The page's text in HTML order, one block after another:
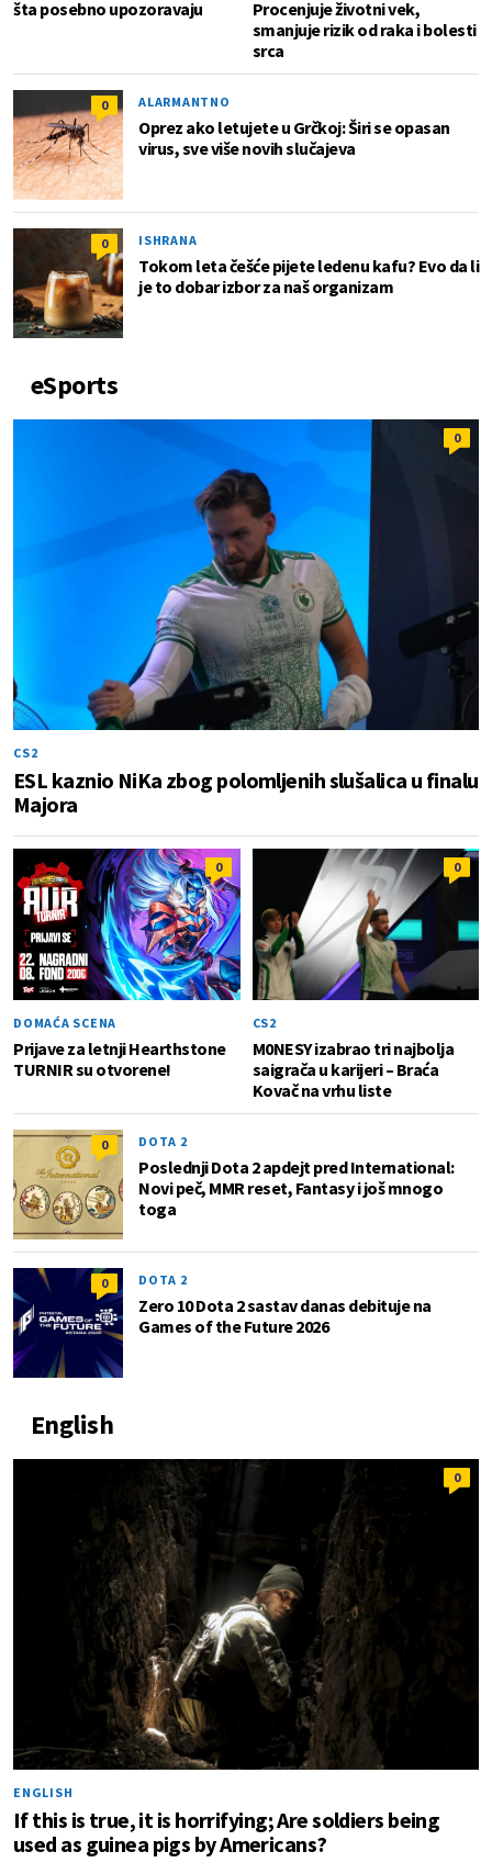
šta posebno upozoravaju
Procenjuje životni vek,
smanjuje rizik od raka i bolesti
srca
0 ALARMANTNO
Oprez ako letujete u Grčkoj: Širi se opasan
virus, sve više novih slučajeva
0 ISHRANA
Tokom leta češće pijete ledenu kafu? Evo da li
je to dobar izbor za naš organizam
eSports
0
CS2
ESL kaznio NiKa zbog polomljenih slušalica u finalu
Majora
0
DOMAĆA SCENA
Prijave za letnji Hearthstone
TURNIR su otvorene!
0
CS2
M0NESY izabrao tri najbolja
saigrača u karijeri – Braća
Kovač na vrhu liste
0 DOTA 2
Poslednji Dota 2 apdejt pred International:
Novi peč, MMR reset, Fantasy i još mnogo
toga
0 DOTA 2
Zero 10 Dota 2 sastav danas debituje na
Games of the Future 2026
English
0
ENGLISH
If this is true, it is horrifying; Are soldiers being
used as guinea pigs by Americans?